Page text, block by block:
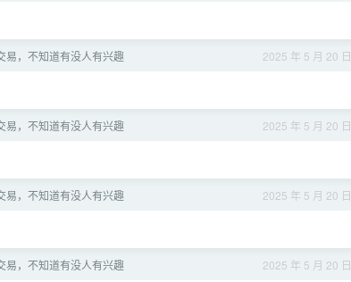
2025 年 5 月 20 日
易，不知道有没人有兴趣
2025 年 5 月 20 日
易，不知道有没人有兴趣
2025 年 5 月 20 日
易，不知道有没人有兴趣
2025 年 5 月 20 日
易，不知道有没人有兴趣